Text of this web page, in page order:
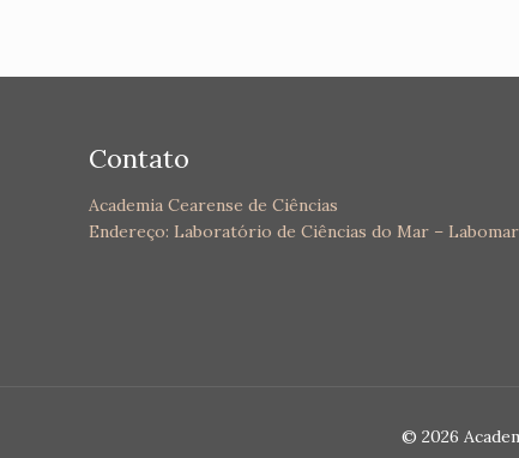
Contato
Academia Cearense de Ciências
Endereço: Laboratório de Ciências do Mar – Labomar
© 2026